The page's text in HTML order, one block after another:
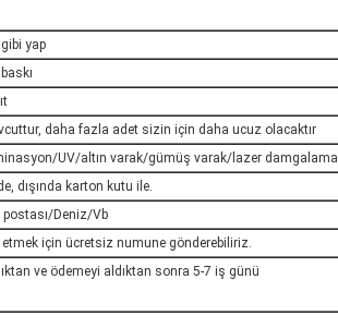
yap
daha fazla adet sizin için daha ucuz olacaktır
UV/altın varak/gümüş varak/lazer damgalama
dışında karton kutu ile.
postası/Deniz/Vb
için ücretsiz numune gönderebiliriz.
ve ödemeyi aldıktan sonra 5-7 iş günü